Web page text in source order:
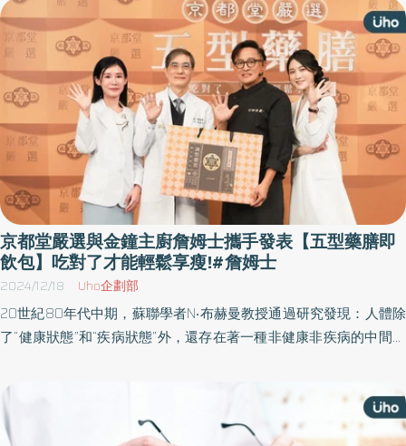
京都堂嚴選與金鐘主廚詹姆士攜手發表【五型藥膳即
飲包】吃對了才能輕鬆享瘦!#詹姆士
2024/12/18 Uho企劃部
20世紀80年代中期，蘇聯學者N‧布赫曼教授通過研究發現：人體除
了“健康狀態”和“疾病狀態”外，還存在著一種非健康非疾病的中間狀
發生和現代人的生活方式有密切的關係。包括水質汙染、空氣污
染、飲食失衡、作息日夜顛倒和過度的工作壓力，都會造成人體過
度負荷，而處在非健康非疾病的狀態，就是亞健康的狀態。根據統